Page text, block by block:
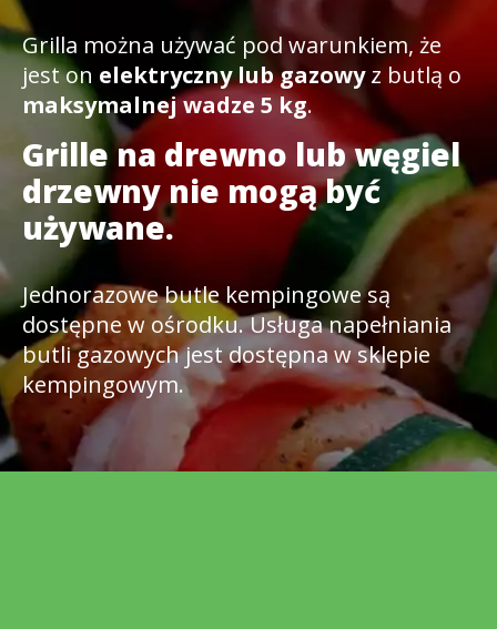
Grilla można używać pod warunkiem, że
jest on elektryczny lub gazowyz butlą o
maksymalnej wadze 5 kg.
Grille na drewno lub węgiel
drzewny nie mogą być
używane.
Jednorazowe butle kempingowe są
dostępne w ośrodku. Usługa napełniania
butli gazowych jest dostępna w sklepie
kempingowym.